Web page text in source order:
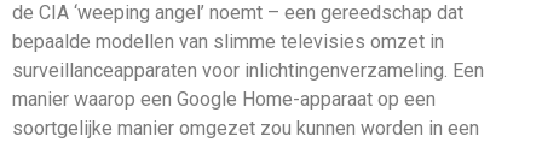
de CIA ‘weeping angel’ noemt – een gereedschap dat
bepaalde modellen van slimme televisies omzet in
surveillanceapparaten voor inlichtingenverzameling. Een
manier waarop een Google Home-apparaat op een
soortgelijke manier omgezet zou kunnen worden in een